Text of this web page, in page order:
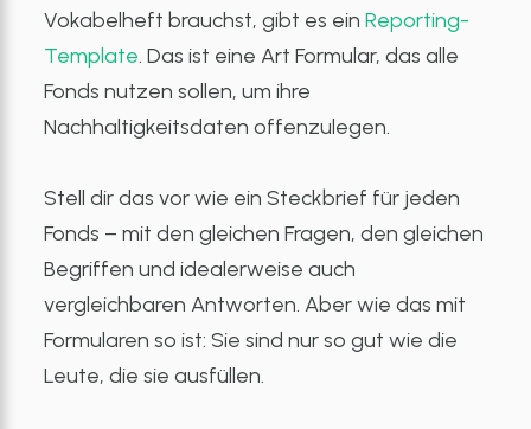
Vokabelheft brauchst, gibt es einReporting-
Template. Das ist eine Art Formular, das alle
Fonds nutzen sollen, um ihre
Nachhaltigkeitsdaten offenzulegen.
Stell dir das vor wie ein Steckbrief für jeden
Fonds – mit den gleichen Fragen, den gleichen
Begriffen und idealerweise auch
vergleichbaren Antworten. Aber wie das mit
Formularen so ist: Sie sind nur so gut wie die
Leute, die sie ausfüllen.